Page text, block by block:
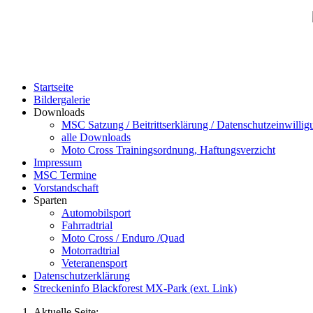
Startseite
Bildergalerie
Downloads
MSC Satzung / Beitrittserklärung /
alle Downloads
Moto Cross Trainingsordnung, Haftungsverzicht
Impressum
MSC Termine
Vorstandschaft
Sparten
Automobilsport
Fahrradtrial
Moto Cross / Enduro /Quad
Motorradtrial
Veteranensport
Datenschutzerklärung
Streckeninfo Blackforest MX-Park (ext. Link)